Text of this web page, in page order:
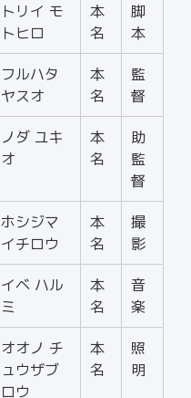
トリイ モ
トヒロ
本
名
脚
本
フルハタ
ヤスオ
本
名
監
督
ノダ ユキ
オ
本
名
助
監
督
ホシジマ
イチロウ
本
名
撮
影
イベ ハル
ミ
本
名
音
楽
オオノ チ
ュウザブ
ロウ
本
名
照
明